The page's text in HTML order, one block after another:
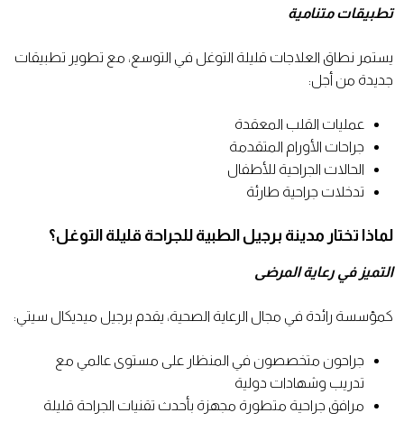
تطبيقات متنامية
يستمر نطاق العلاجات قليلة التوغل في التوسع، مع تطوير تطبيقات
جديدة من أجل:
عمليات القلب المعقدة
جراحات الأورام المتقدمة
الحالات الجراحية للأطفال
تدخلات جراحية طارئة
لماذا تختار مدينة برجيل الطبية للجراحة قليلة التوغل؟
التميز في رعاية المرضى
كمؤسسة رائدة في مجال الرعاية الصحية، يقدم برجيل ميديكال سيتي:
جراحون متخصصون في المنظار على مستوى عالمي مع
تدريب وشهادات دولية
مرافق جراحية متطورة مجهزة بأحدث تقنيات الجراحة قليلة